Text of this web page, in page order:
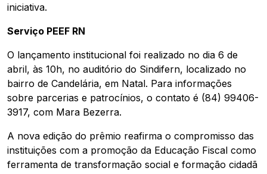
iniciativa.
Serviço PEEF RN
O lançamento institucional foi realizado no dia 6 de
abril, às 10h, no auditório do Sindifern, localizado no
bairro de Candelária, em Natal. Para informações
sobre parcerias e patrocínios, o contato é (84) 99406-
3917, com Mara Bezerra.
A nova edição do prêmio reafirma o compromisso das
instituições com a promoção da Educação Fiscal como
ferramenta de transformação social e formação cidadã